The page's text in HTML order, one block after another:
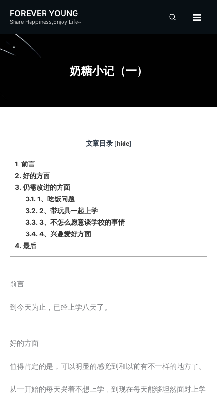
FOREVER YOUNG
Share Happiness,Enjoy Life~
奶糖小记（一）
文章目录 [hide]
1. 前言
2. 好的方面
3. 仍需改进的方面
3.1. 1、吃饭问题
3.2. 2、带玩具一起上学
3.3. 3、不怎么愿意谈学校的事情
3.4. 4、兴趣爱好方面
4. 最后
前言
到今天为止，已经上学八天了。
好的方面
值得肯定的是，可以明显的感觉到和以前有不一样的地方了。
从一开始的每天哭着不想上学，到现在每天能够坦然面对上学